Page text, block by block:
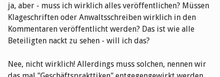
ja, aber - muss ich wirklich alles veröffentlichen? Müssen
Klageschriften oder Anwaltsschreiben wirklich in den
Kommentaren veröffentlicht werden? Das ist wie alle
Beteiligten nackt zu sehen - will ich das?
Nee, nicht wirklich! Allerdings muss solchen, nennen wir